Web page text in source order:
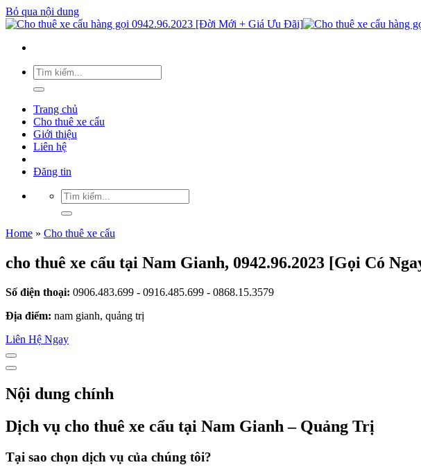
Bỏ qua nội dung
Trang chủ
Cho thuê xe cẩu
Giới thiệu
Liên hệ
Đăng tin
Home » Cho thuê xe cẩu
cho thuê xe cẩu tại Nam Gianh, 0942.96.2023 [Gọi Có
Số điện thoại: 0906.483.699 - 0916.485.699 - 0868.15.3579
Địa điểm: nam gianh, quảng trị
Liên Hệ Ngay
Nội dung chính
Dịch vụ cho thuê xe cẩu tại Nam Gianh – Quảng Trị
Tại sao chọn dịch vụ của chúng tôi?